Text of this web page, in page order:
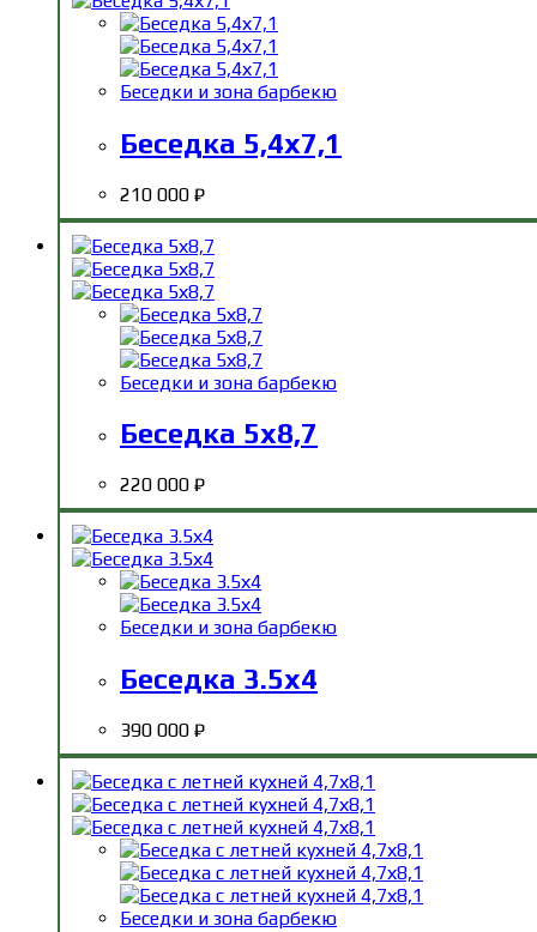
Беседки и зона барбекю
Беседка 5,4х7,1
210 000 ₽
Беседки и зона барбекю
Беседка 5х8,7
220 000 ₽
Беседки и зона барбекю
Беседка 3.5х4
390 000 ₽
Беседки и зона барбекю